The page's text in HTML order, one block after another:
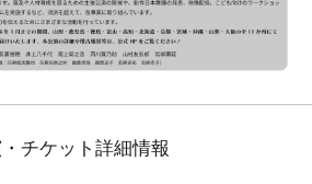
チケット詳細情報